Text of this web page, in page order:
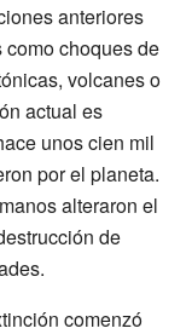
anteriores
choques de
volcanes o
actual es
unos cien mil
por el planeta.
alteraron el
de
comenzó